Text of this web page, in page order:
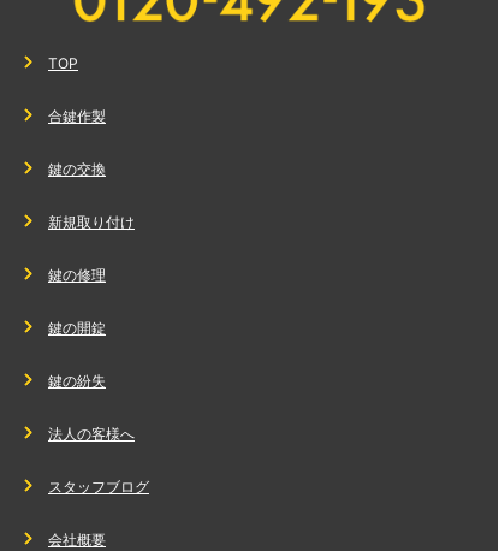
TOP
合鍵作製
鍵の交換
新規取り付け
鍵の修理
鍵の開錠
鍵の紛失
法人の客様へ
スタッフブログ
会社概要